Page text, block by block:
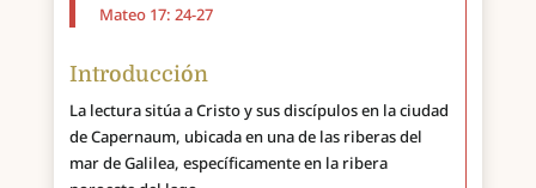
Mateo 17: 24-27
Introducción
La lectura sitúa a Cristo y sus discípulos en la ciudad
de Capernaum, ubicada en una de las riberas del
mar de Galilea, específicamente en la ribera